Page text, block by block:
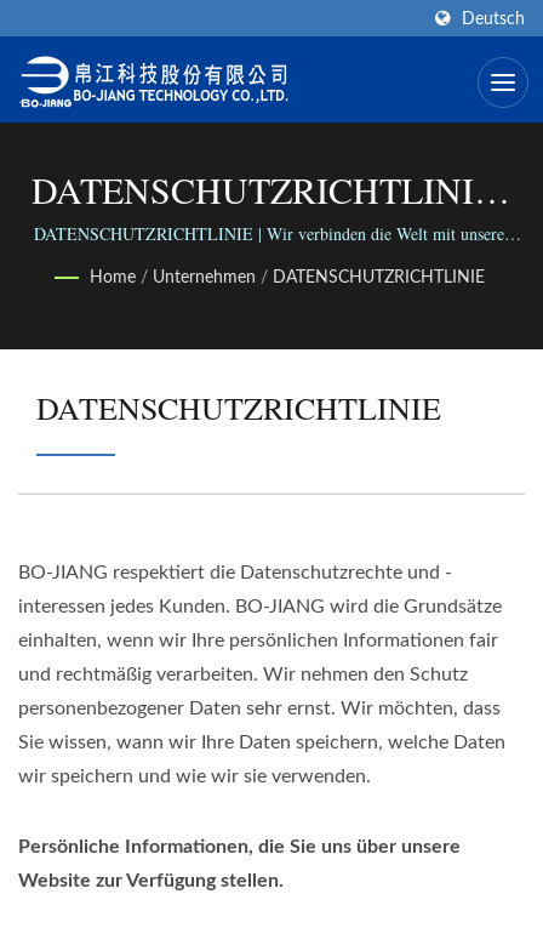
Deutsch
DATENSCHUTZRICHTLINIE |
Koaxiale Sonde | Hersteller Von
Koaxialverbindern | BO-JIANG
DATENSCHUTZRICHTLINIE | Wir verbinden die Welt mit unserer
unserem zuverlässigen Geschäft.
Home / Unternehmen / DATENSCHUTZRICHTLINIE
DATENSCHUTZRICHTLINIE
BO-JIANG respektiert die Datenschutzrechte und -
interessen jedes Kunden. BO-JIANG wird die Grundsätze
einhalten, wenn wir Ihre persönlichen Informationen fair
und rechtmäßig verarbeiten. Wir nehmen den Schutz
personenbezogener Daten sehr ernst. Wir möchten, dass
Sie wissen, wann wir Ihre Daten speichern, welche Daten
wir speichern und wie wir sie verwenden.
Persönliche Informationen, die Sie uns über unsere
Website zur Verfügung stellen.